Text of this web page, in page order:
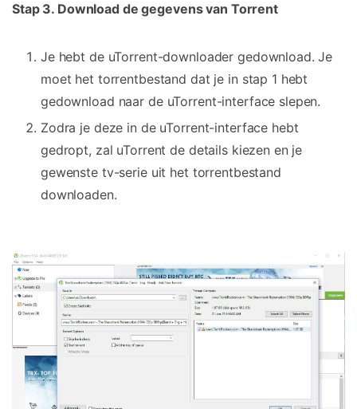
Stap 3. Download de gegevens van Torrent
Je hebt de uTorrent-downloader gedownload. Je
moet het torrentbestand dat je in stap 1 hebt
gedownload naar de uTorrent-interface slepen.
Zodra je deze in de uTorrent-interface hebt
gedropt, zal uTorrent de details kiezen en je
gewenste tv-serie uit het torrentbestand
downloaden.